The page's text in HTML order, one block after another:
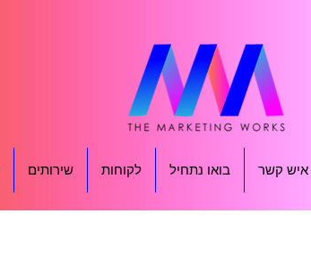
שירותים לקוחות בואו נתחיל איש קשר